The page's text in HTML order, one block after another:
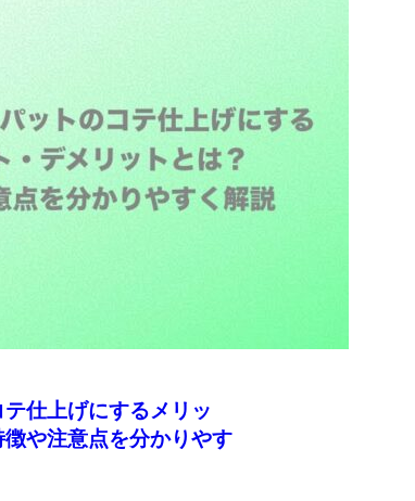
仕上げにするメリッ
徴や注意点を分かりやす